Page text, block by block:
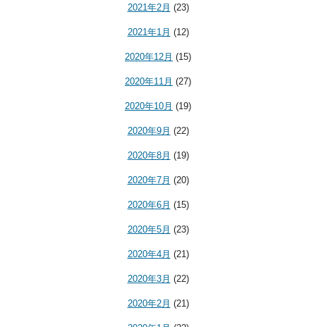
2021年2月 (23)
2021年1月 (12)
2020年12月 (15)
2020年11月 (27)
2020年10月 (19)
2020年9月 (22)
2020年8月 (19)
2020年7月 (20)
2020年6月 (15)
2020年5月 (23)
2020年4月 (21)
2020年3月 (22)
2020年2月 (21)